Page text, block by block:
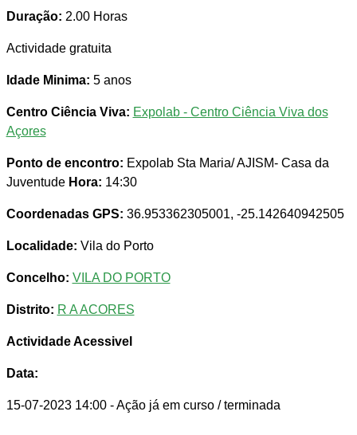
Duração: 2.00 Horas
Actividade gratuita
Idade Minima: 5 anos
Centro Ciência Viva: Expolab - Centro Ciência Viva dos
Açores
Ponto de encontro: Expolab Sta Maria/ AJISM- Casa da
Juventude Hora: 14:30
Coordenadas GPS: 36.953362305001, -25.142640942505
Localidade: Vila do Porto
Concelho: VILA DO PORTO
Distrito: R A ACORES
Actividade Acessivel
Data:
15-07-2023 14:00 - Ação já em curso / terminada